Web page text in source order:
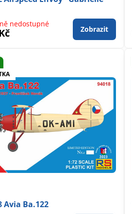
nedostupné
Zobrazit
Avia Ba.122